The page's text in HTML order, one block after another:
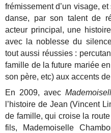
frémissement d’un visage,
danse, par son talent de
acteur principal, une
avec la noblesse du
tout aussi réussies :
famille de la future mariée
son père, etc) aux accents
En 2009, avec
l’histoire de Jean (Vincent
de famille, qui croise la
fils, Mademoiselle